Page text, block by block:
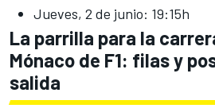
Jueves, 2 de junio: 19:15h
La parrilla para la
Mónaco de F1: filas y
salida